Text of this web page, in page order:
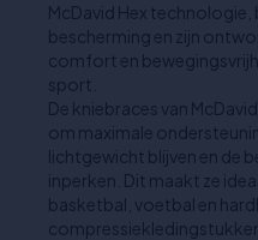
McDavid Hex technologie,
bescherming en zijn
comfort en
sport.
De kniebraces van
om maximale
lichtgewicht blijven en de
inperken. Dit maakt ze
basketbal, voetbal en